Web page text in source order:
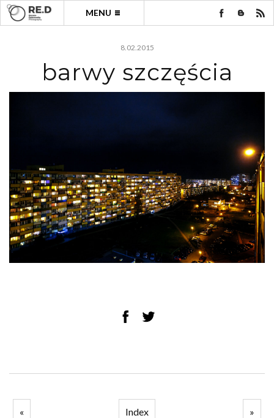
MENU
8.02.2015
barwy szczęścia
« Index »